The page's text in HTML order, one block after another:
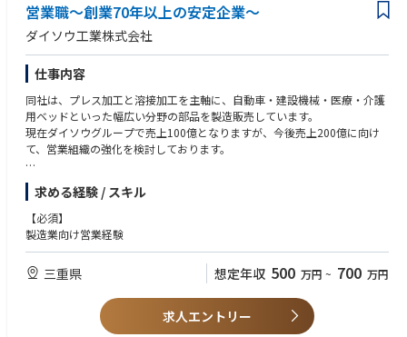
■充実した教育体制
当社では、個人のセンスや経験だけに頼るのではなく、営業組織全体で再
現性のある営業力の向上に取り組んでいます。
貴金属リサイクル営業だけでなく、非鉄金属商材やシステム商材など他業
界の営業手法も学べる勉強会を毎週1回（1時間）実施しています。本社
（福島）を中心に開催し、大阪・九州拠点のメンバーもWEBで参加してい
ます。リアルタイムで参加できない場合でも研修内容は録画・アーカイブ
化されており、後日オンデマンドで学習することが可能です。拠点やスケ
ジュールの制約に関わらず、継続的に知識や営業スキルを習得できる環境
また、スキルマップや営業マニュアルの整備を進めており、業界未経験の
将来的には、既存の貴金属リサイクル営業として経験や顧客基盤を築きな
がら、担当市場や商材の幅を広げていただきます。さらに、現在会社とし
て注力しているリチウムイオン電池（LiB）再生事業の営業や事業開発な
ど、新たな成長領域へ挑戦する機会もあります。営業としての専門性を高
に広げていくことができます。
営業職～創業70年以上の安定企業～
ダイソウ工業株式会社
仕事内容
同社は、プレス加工と溶接加工を主軸に、自動車・建設機械・医療・介護
用ベッドといった幅広い分野の部品を製造販売しています。
現在ダイソウグループで売上100億となりますが、今後売上200億に向け
て、営業組織の強化を検討しております。
【具体的な業務】
・新規/既存顧客への深耕営業
・市場や顧客ニーズの分析と戦略立案
・社内関連部門との連携や調整
求める経験 / スキル
【必須】
製造業向け営業経験
三重県 想定年収 500 万円 ~ 700 万円
求人エントリー